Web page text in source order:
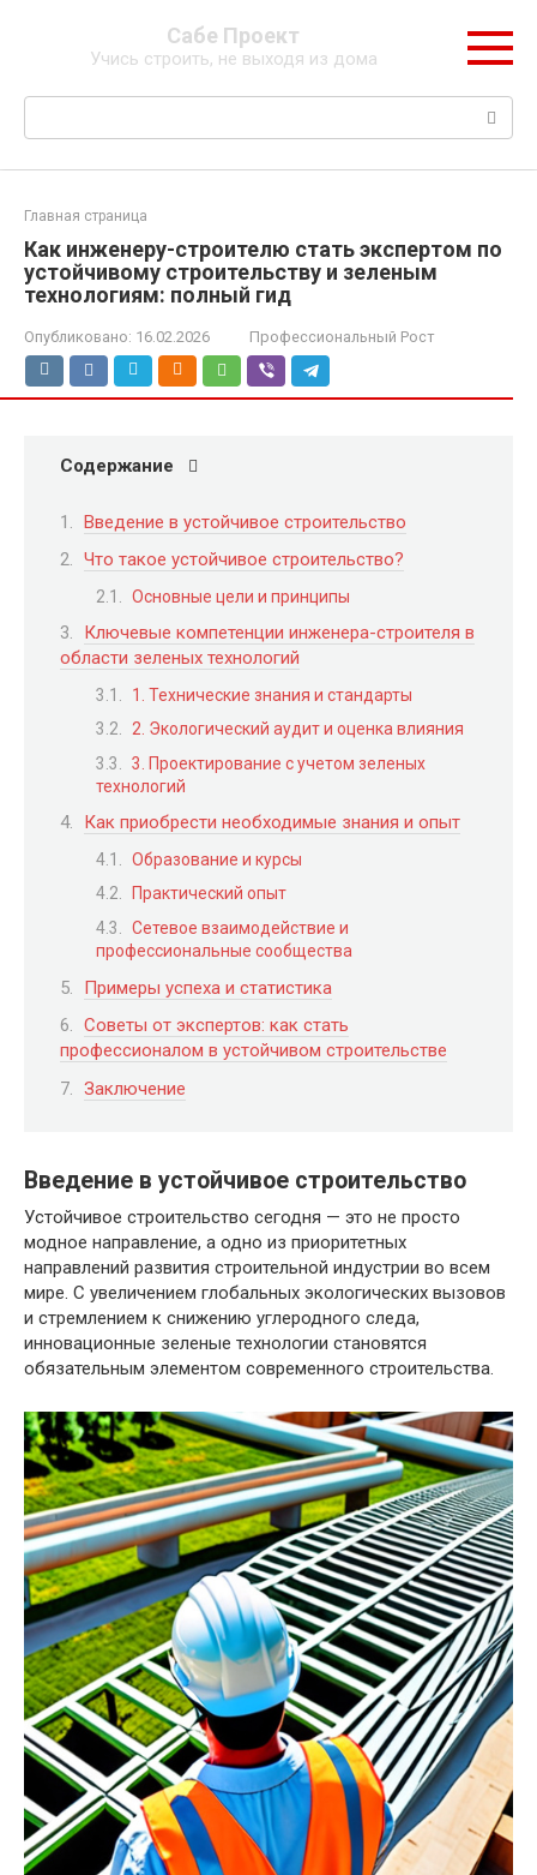
Сабе Проект
Учись строить, не выходя из дома
Поиск:
Главная страница
Как инженеру-строителю стать экспертом по
устойчивому строительству и зеленым
технологиям: полный гид
Опубликовано: 16.02.2026 Профессиональный Рост
Содержание
Введение в устойчивое строительство
Что такое устойчивое строительство?
Основные цели и принципы
Ключевые компетенции инженера-строителя в
области зеленых технологий
1. Технические знания и стандарты
2. Экологический аудит и оценка влияния
3. Проектирование с учетом зеленых
технологий
Как приобрести необходимые знания и опыт
Образование и курсы
Практический опыт
Сетевое взаимодействие и
профессиональные сообщества
Примеры успеха и статистика
Советы от экспертов: как стать
профессионалом в устойчивом строительстве
Заключение
Введение в устойчивое строительство
Устойчивое строительство сегодня — это не просто
модное направление, а одно из приоритетных
направлений развития строительной индустрии во всем
мире. С увеличением глобальных экологических вызовов
и стремлением к снижению углеродного следа,
инновационные зеленые технологии становятся
обязательным элементом современного строительства.